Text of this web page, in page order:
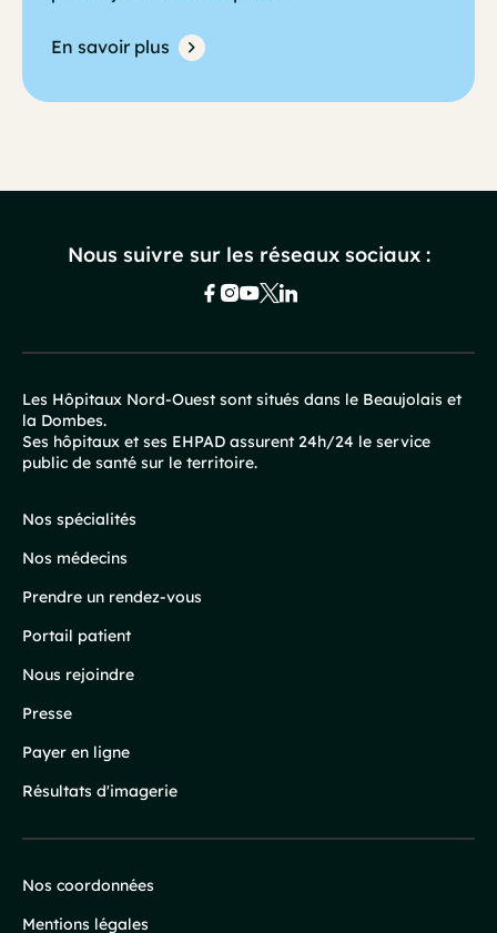
En savoir plus
Nous suivre sur les réseaux sociaux :
Pied
de
page
Les Hôpitaux Nord-Ouest sont situés dans le Beaujolais et
la Dombes.
Ses hôpitaux et ses EHPAD assurent 24h/24 le service
public de santé sur le territoire.
Nos spécialités
Nos médecins
Prendre un rendez-vous
Portail patient
Nous rejoindre
Presse
Payer en ligne
Résultats d'imagerie
Nos coordonnées
Mentions légales